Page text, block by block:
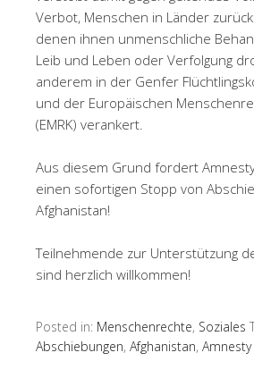
Verbot, Menschen in Länder
denen ihnen unmenschliche
Leib und Leben oder Verfolgung
anderem in der Genfer
und der Europäischen
(EMRK) verankert.
Aus diesem Grund fordert
einen sofortigen Stopp von
Afghanistan!
Teilnehmende zur Unterstützung
sind herzlich willkommen!
Posted in: Menschenrechte, Soziales
Abschiebungen, Afghanistan,